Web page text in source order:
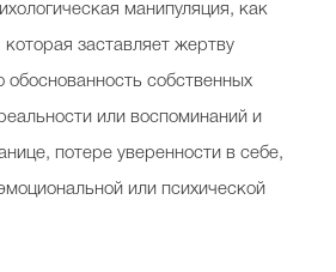
манипуляция, как
заставляет жертву
обоснованность собственных
или воспоминаний и
потере уверенности в себе,
или психической